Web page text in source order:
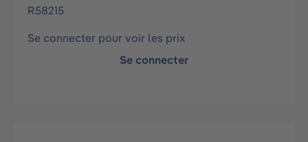
R58215
Se connecter pour voir les prix
Se connecter